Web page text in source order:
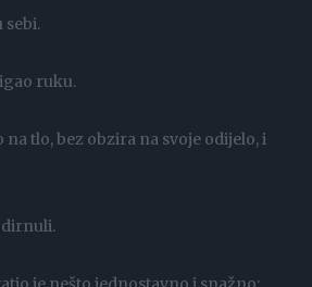
sebi.
ruku.
tlo, bez obzira na svoje odijelo, i